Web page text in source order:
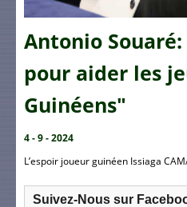
Antonio
pour aider les
Guinéens"
4 - 9 - 2024
L’espoir joueur guinéen Issiaga
Suivez-Nous sur